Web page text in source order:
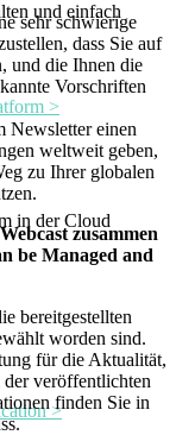
und einfach
>
in der Cloud
>
sehr schwierige
dass Sie auf
und die Ihnen die
Vorschriften
Newsletter einen
weltweit geben,
zu Ihrer globalen
Webcast zusammen
be Managed and
bereitgestellten
worden sind.
für die Aktualität,
veröffentlichten
finden Sie in